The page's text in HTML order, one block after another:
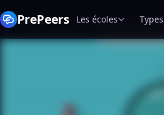
PrePeers Les écoles